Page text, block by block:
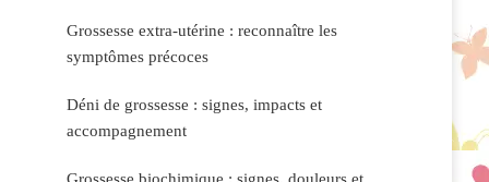
Grossesse extra-utérine : reconnaître les
symptômes précoces
Déni de grossesse : signes, impacts et
accompagnement